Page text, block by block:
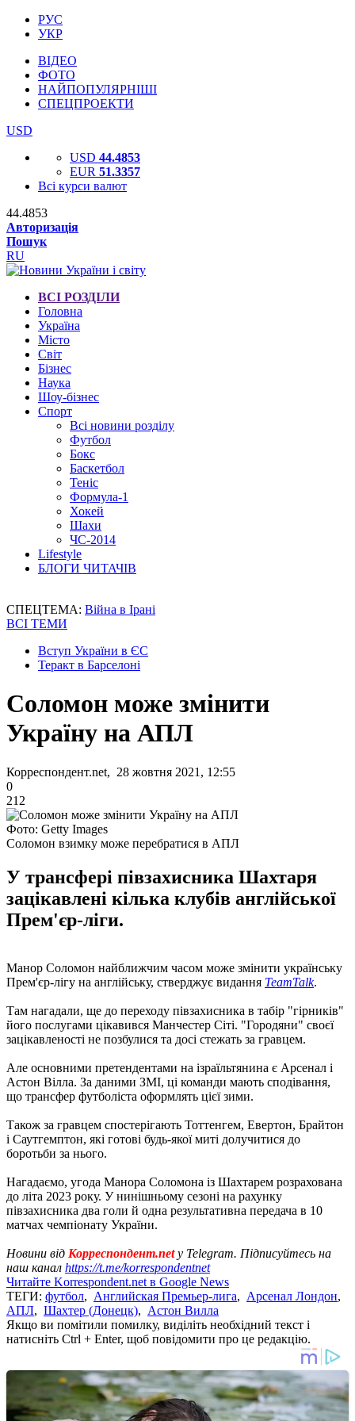
РУС
УКР
ВІДЕО
ФОТО
НАЙПОПУЛЯРНІШІ
СПЕЦПРОЕКТИ
USD
USD 44.4853
EUR 51.3357
Всі курси валют
44.4853
Авторизація
Пошук
RU
ВСІ РОЗДІЛИ
Головна
Україна
Місто
Світ
Бізнес
Наука
Шоу-бізнес
Спорт
Всі новини розділу
Футбол
Бокс
Баскетбол
Теніс
Формула-1
Хокей
Шахи
ЧС-2014
Lifestyle
БЛОГИ ЧИТАЧІВ
СПЕЦТЕМА: Війна в Ірані
ВСІ ТЕМИ
Вступ України в ЄС
Теракт в Барселоні
Соломон може змінити
Україну на АПЛ
Корреспондент.net, 28 жовтня 2021, 12:55
0
212
Фото: Getty Images
Соломон взимку може перебратися в АПЛ
У трансфері півзахисника Шахтаря
зацікавлені кілька клубів англійської
Прем'єр-ліги.
Манор Соломон найближчим часом може змінити українську
Прем'єр-лігу на англійську, стверджує видання TeamTalk.
Там нагадали, ще до переходу півзахисника в табір "гірників"
його послугами цікавився Манчестер Сіті. "Городяни" своєї
зацікавленості не позбулися та досі стежать за гравцем.
Але основними претендентами на ізраїльтянина є Арсенал і
Астон Вілла. За даними ЗМІ, ці команди мають сподівання,
що трансфер футболіста оформлять цієї зими.
Також за гравцем спостерігають Тоттенгем, Евертон, Брайтон
і Саутгемптон, які готові будь-якої миті долучитися до
боротьби за нього.
Нагадаємо, угода Манора Соломона із Шахтарем розрахована
до літа 2023 року. У нинішньому сезоні на рахунку
півзахисника два голи й одна результативна передача в 10
матчах чемпіонату України.
Новини від Корреспондент.netу Telegram. Підписуйтесь на
наш канал https://t.me/korrespondentnet
Читайте Korrespondent.net в Google News
ТЕГИ: футбол, Английская Премьер-лига, Арсенал Лондон,
АПЛ, Шахтер (Донецк), Астон Вилла
Якщо ви помітили помилку, виділіть необхідний текст і
натисніть Ctrl + Enter, щоб повідомити про це редакцію.